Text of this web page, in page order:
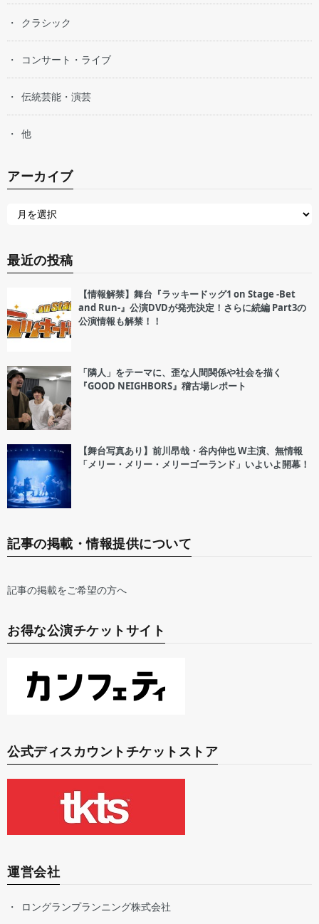
クラシック
コンサート・ライブ
伝統芸能・演芸
他
アーカイブ
最近の投稿
【情報解禁】舞台『ラッキードッグ1 on Stage -Bet
and Run-』公演DVDが発売決定！さらに続編 Part3の
公演情報も解禁！！
「隣人」をテーマに、歪な人間関係や社会を描く
『GOOD NEIGHBORS』稽古場レポート
【舞台写真あり】前川昂哉・谷内伸也 W主演、無情報
「メリー・メリー・メリーゴーランド」いよいよ開幕！
記事の掲載・情報提供について
記事の掲載をご希望の方へ
お得な公演チケットサイト
公式ディスカウントチケットストア
運営会社
ロングランプランニング株式会社